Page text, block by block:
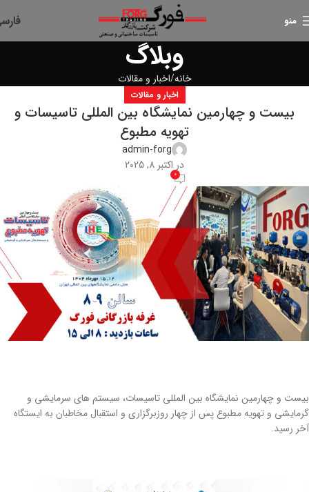
منو
وبلاگ
خانه اخبار و مقالات
اخبار و مقالات
بیست و چهارمین نمایشگاه بین المللی تاسیسات و
تهویه مطبوع
admin-forg
در اکتبر 8, 2025
0
بیست و چهارمین نمایشگاه بین المللی تاسیسات، سیستم ‎‌های سرمایشی و
گرمایشی و تهویه مطبوع پس از چهار روزبرگزاری و استقبال مخاطبان به ایستگاه
آخر رسید.